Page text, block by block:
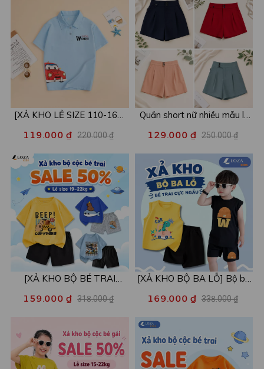
[XẢ KHO LẺ SIZE 110-160]
mẫu - Áo trẻ em từ 15-42kg
- Loza Kids XPL001
119.000 ₫ 220.000 ₫
Quần short nữ nhiều mẫu lẻ
còn 99k/c - Loza XA016
129.000 ₫ 250.000 ₫
[XẢ KHO BỘ BÉ TRAI
nhiều mẫu - Quần áo bé trai
XB003
159.000 ₫ 318.000 ₫
[XẢ KHO BỘ BA LỖ] Bộ ba
size từ 15-40kg - Quần áo
bé trai - Loza Kids XABL01
169.000 ₫ 338.000 ₫